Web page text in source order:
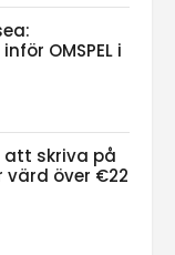
OMSPEL i
att skriva på
värd över €22